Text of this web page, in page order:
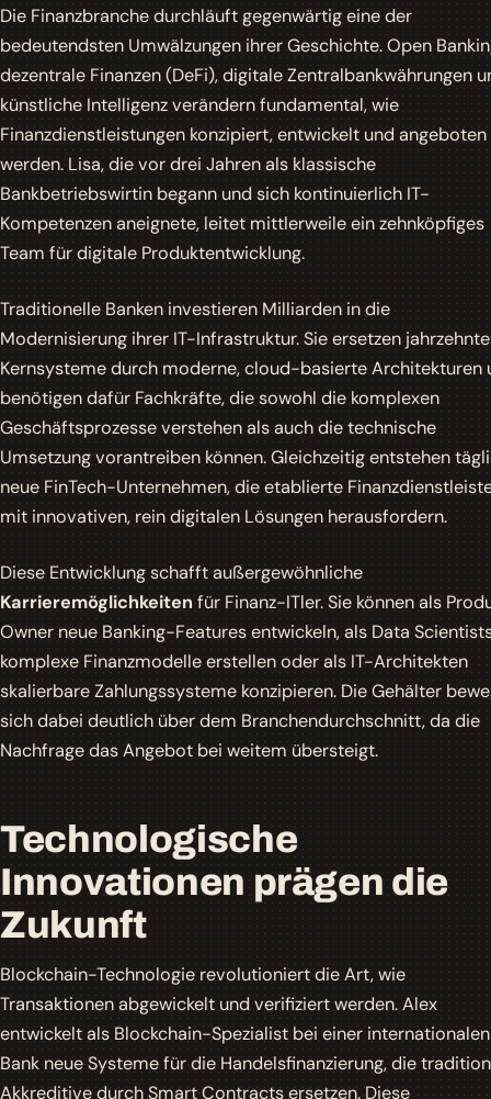
Die Finanzbranche durchläuft gegenwärtig eine der
bedeutendsten Umwälzungen ihrer Geschichte. Open
dezentrale Finanzen (DeFi), digitale Zentralbankwährungen
künstliche Intelligenz verändern fundamental, wie
Finanzdienstleistungen konzipiert, entwickelt und angeboten
werden. Lisa, die vor drei Jahren als klassische
Bankbetriebswirtin begann und sich kontinuierlich IT-
Kompetenzen aneignete, leitet mittlerweile ein zehnköpfiges
Team für digitale Produktentwicklung.
Traditionelle Banken investieren Milliarden in die
Modernisierung ihrer IT-Infrastruktur. Sie ersetzen
Kernsysteme durch moderne, cloud-basierte Architekturen
benötigen dafür Fachkräfte, die sowohl die komplexen
Geschäftsprozesse verstehen als auch die technische
Umsetzung vorantreiben können. Gleichzeitig entstehen
neue FinTech-Unternehmen, die etablierte
mit innovativen, rein digitalen Lösungen herausfordern.
Diese Entwicklung schafft außergewöhnliche
Karrieremöglichkeitenfür Finanz-ITler. Sie können als
Owner neue Banking-Features entwickeln, als Data
komplexe Finanzmodelle erstellen oder als IT-Architekten
skalierbare Zahlungssysteme konzipieren. Die Gehälter
sich dabei deutlich über dem Branchendurchschnitt, da die
Nachfrage das Angebot bei weitem übersteigt.
Technologische
Innovationen prägen die
Zukunft
Blockchain-Technologie revolutioniert die Art, wie
Transaktionen abgewickelt und verifiziert werden. Alex
entwickelt als Blockchain-Spezialist bei einer internationalen
Bank neue Systeme für die Handelsfinanzierung, die
Akkreditive durchSmart Contractsersetzen. Diese